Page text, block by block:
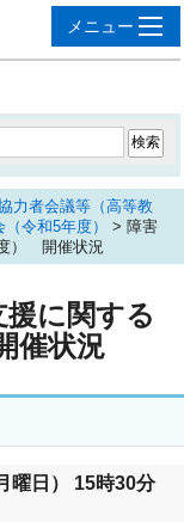
力者会議等（高等教
令和5年度）
> 障害
） 開催状況
に関する
催状況
曜日） 15時30分